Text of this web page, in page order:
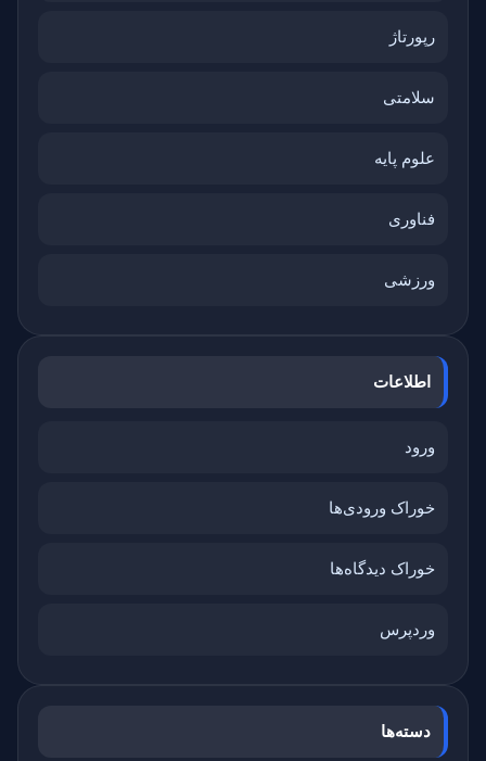
رپورتاژ
سلامتی
علوم پایه
فناوری
ورزشی
اطلاعات
ورود
خوراک ورودی‌ها
خوراک دیدگاه‌ها
وردپرس
دسته‌ها